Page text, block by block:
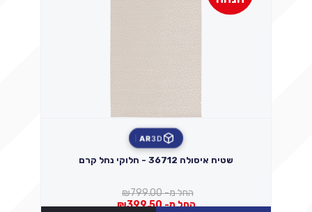
3D
AR
שטיח איסולה 36712 - חלוקי נחל קרם
החל מ- ₪799.00
החל מ-
₪399.50